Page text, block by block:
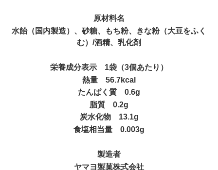
原材料名
水飴（国内製造）、砂糖、もち粉、きな粉（大豆をふく
む）/酒精、乳化剤
栄養成分表示 1袋（3個あたり）
熱量 56.7kcal
たんぱく質 0.6g
脂質 0.2g
炭水化物 13.1g
食塩相当量 0.003g
製造者
ヤマヨ製菓株式会社